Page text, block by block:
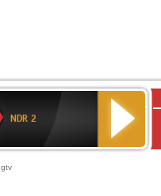
NDR 2